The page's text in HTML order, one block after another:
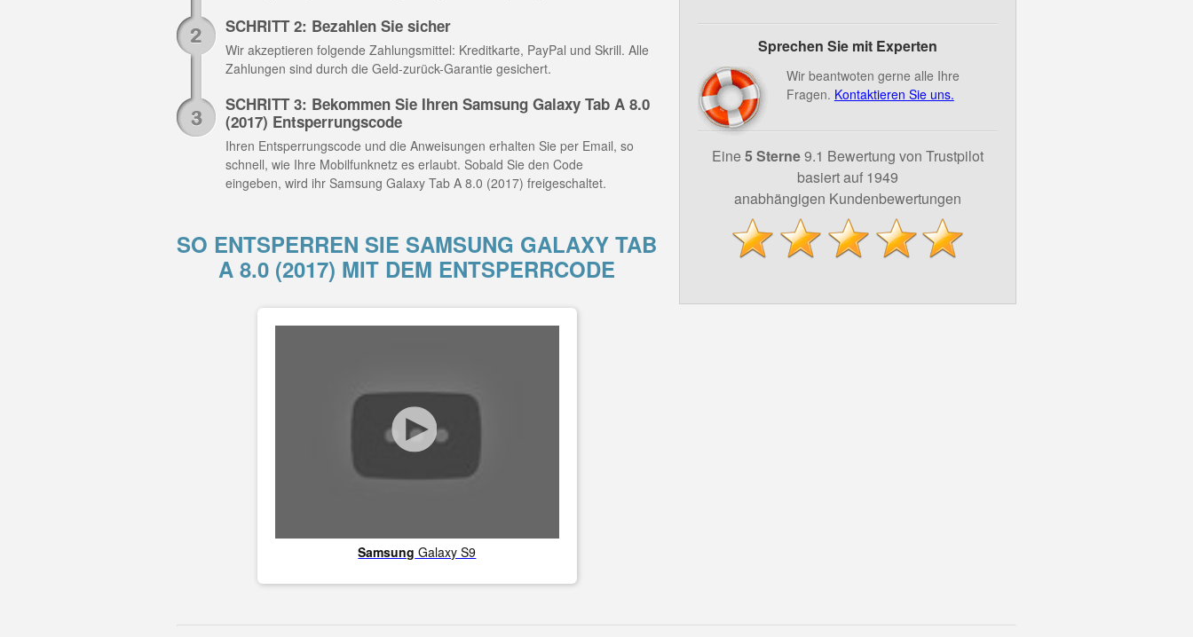
SCHRITT 2: Bezahlen Sie sicher
Wir akzeptieren folgende Zahlungsmittel: Kreditkarte, PayPal und Skrill. Alle
Zahlungen sind durch die Geld-zurück-Garantie gesichert.
SCHRITT 3: Bekommen Sie Ihren Samsung Galaxy Tab A 8.0
(2017) Entsperrungscode
Ihren Entsperrungscode und die Anweisungen erhalten Sie per Email, so
schnell, wie Ihre Mobilfunknetz es erlaubt. Sobald Sie den Code
eingeben, wird ihr Samsung Galaxy Tab A 8.0 (2017) freigeschaltet.
SO ENTSPERREN SIE SAMSUNG GALAXY TAB
A 8.0 (2017) MIT DEM ENTSPERRCODE
Samsung Galaxy S9
Sprechen Sie mit Experten
Wir beantwoten gerne alle Ihre
Fragen. Kontaktieren Sie uns.
Eine 5 Sterne9.1 Bewertung von Trustpilot
basiert auf 1949
anabhängigen Kundenbewertungen